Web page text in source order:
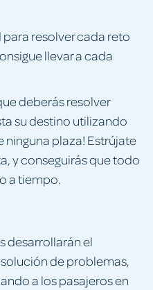
resolver cada reto
llevar a cada
deberás resolver
su destino utilizando
ninguna plaza! Estrújate
y conseguirás que todo
a tiempo.
desarrollarán el
de problemas,
a los pasajeros en